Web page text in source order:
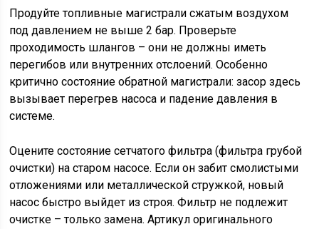
Продуйте топливные магистрали сжатым воздухом
под давлением не выше 2 бар. Проверьте
проходимость шлангов – они не должны иметь
перегибов или внутренних отслоений. Особенно
критично состояние обратной магистрали: засор здесь
вызывает перегрев насоса и падение давления в
системе.
Оцените состояние сетчатого фильтра (фильтра грубой
очистки) на старом насосе. Если он забит смолистыми
отложениями или металлической стружкой, новый
насос быстро выйдет из строя. Фильтр не подлежит
очистке – только замена. Артикул оригинального